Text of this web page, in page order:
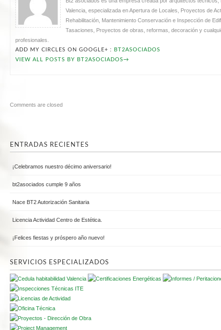
Valencia, especializada en Apertura de Locales, Proyectos de
Rehabilitación, Mantenimiento Conservación e Inspección de
Tasaciones, Proyectos de obras, reformas, decoración y
profesionales.
ADD MY CIRCLES ON GOOGLE+ :
BT2ASOCIADOS
VIEW ALL POSTS BY BT2ASOCIADOS→
Comments are closed
ENTRADAS RECIENTES
¡Celebramos nuestro décimo aniversario!
bt2asociados cumple 9 años
Nace BT2 Autorización Sanitaria
Licencia Actividad Centro de Estética.
¡Felices fiestas y próspero año nuevo!
SERVICIOS ESPECIALIZADOS